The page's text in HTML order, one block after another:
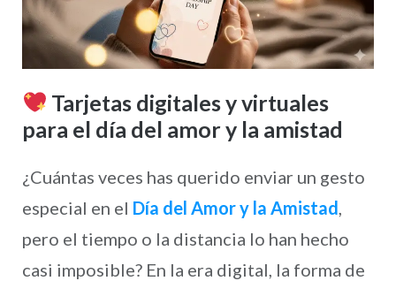
Tarjetas digitales y virtuales
para el día del amor y la amistad
¿Cuántas veces has querido enviar un gesto
especial en el Día del Amor y la Amistad,
pero el tiempo o la distancia lo han hecho
casi imposible? En la era digital, la forma de